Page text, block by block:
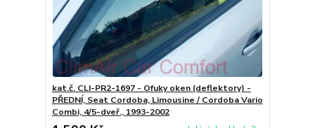
kat.č. CLI-PR2-1697 - Ofuky oken (deflektory) -
PŘEDNÍ, Seat Cordoba, Limousine / Cordoba Vario
Combi, 4/5-dveř., 1993-2002